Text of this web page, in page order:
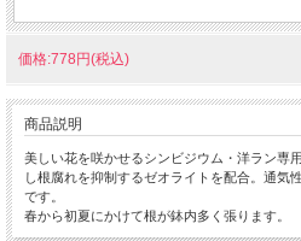
価格:778円(税込)
商品説明
美しい花を咲かせるシンビジウム・洋ラン
し根腐れを抑制するゼオライトを配合。通気
です。
春から初夏にかけて根が鉢内多く張ります。